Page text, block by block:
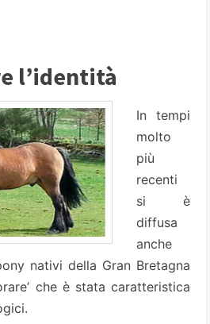
l’identità
In tempi
molto
più
recenti
si è
diffusa
anche
nativi della Gran Bretagna
che è stata caratteristica